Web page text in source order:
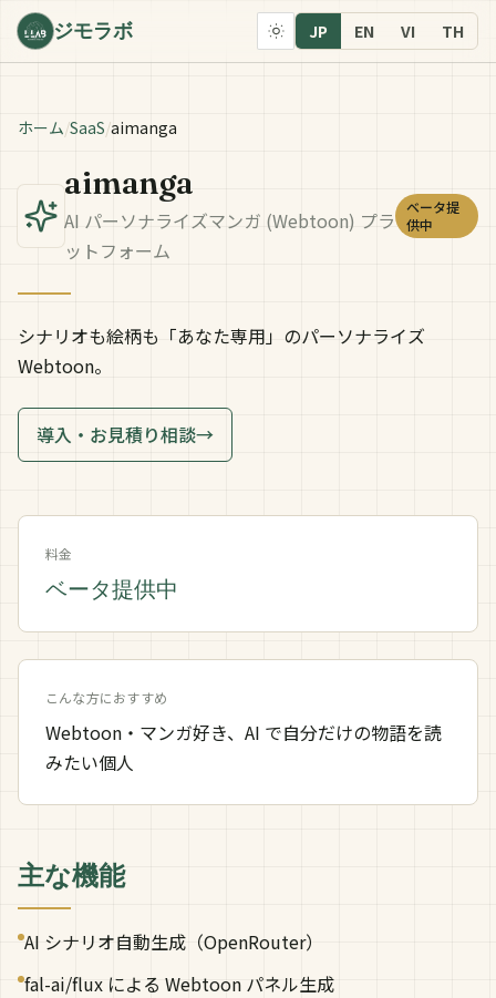
ジモラボ JP EN VI TH
ホーム/SaaS/aimanga
aimanga
AI パーソナライズマンガ (Webtoon) プラ
ットフォーム
ベータ提
供中
シナリオも絵柄も「あなた専用」のパーソナライズ
Webtoon。
導入・お見積り相談→
料金
ベータ提供中
こんな方におすすめ
Webtoon・マンガ好き、AI で自分だけの物語を読
みたい個人
主な機能
AI シナリオ自動生成（OpenRouter）
fal-ai/flux による Webtoon パネル生成